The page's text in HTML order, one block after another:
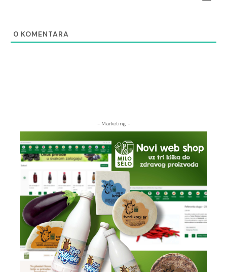
0 KOMENTARA
- Marketing -